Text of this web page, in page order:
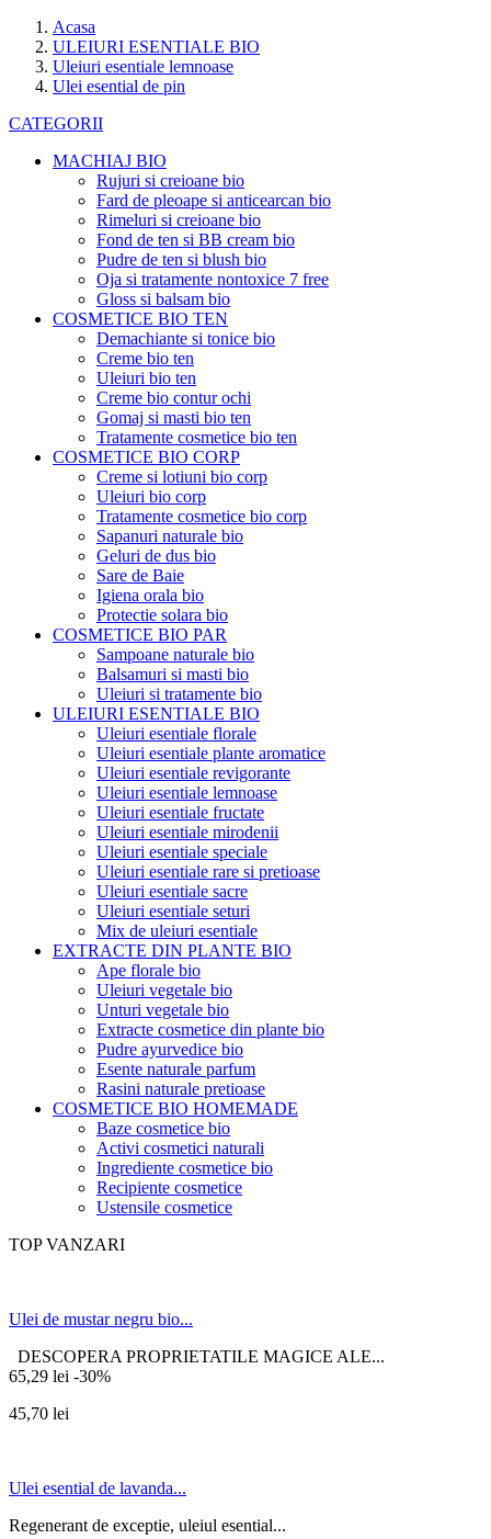
Acasa
ULEIURI ESENTIALE BIO
Uleiuri esentiale lemnoase
Ulei esential de pin
CATEGORII
MACHIAJ BIO
Rujuri si creioane bio
Fard de pleoape si anticearcan bio
Rimeluri si creioane bio
Fond de ten si BB cream bio
Pudre de ten si blush bio
Oja si tratamente nontoxice 7 free
Gloss si balsam bio
COSMETICE BIO TEN
Demachiante si tonice bio
Creme bio ten
Uleiuri bio ten
Creme bio contur ochi
Gomaj si masti bio ten
Tratamente cosmetice bio ten
COSMETICE BIO CORP
Creme si lotiuni bio corp
Uleiuri bio corp
Tratamente cosmetice bio corp
Sapanuri naturale bio
Geluri de dus bio
Sare de Baie
Igiena orala bio
Protectie solara bio
COSMETICE BIO PAR
Sampoane naturale bio
Balsamuri si masti bio
Uleiuri si tratamente bio
ULEIURI ESENTIALE BIO
Uleiuri esentiale florale
Uleiuri esentiale plante aromatice
Uleiuri esentiale revigorante
Uleiuri esentiale lemnoase
Uleiuri esentiale fructate
Uleiuri esentiale mirodenii
Uleiuri esentiale speciale
Uleiuri esentiale rare si pretioase
Uleiuri esentiale sacre
Uleiuri esentiale seturi
Mix de uleiuri esentiale
EXTRACTE DIN PLANTE BIO
Ape florale bio
Uleiuri vegetale bio
Unturi vegetale bio
Extracte cosmetice din plante bio
Pudre ayurvedice bio
Esente naturale parfum
Rasini naturale pretioase
COSMETICE BIO HOMEMADE
Baze cosmetice bio
Activi cosmetici naturali
Ingrediente cosmetice bio
Recipiente cosmetice
Ustensile cosmetice
TOP VANZARI
Ulei de mustar negru bio...
DESCOPERA PROPRIETATILE MAGICE ALE...
65,29 lei -30%
45,70 lei
Ulei esential de lavanda...
Regenerant de exceptie, uleiul esential...